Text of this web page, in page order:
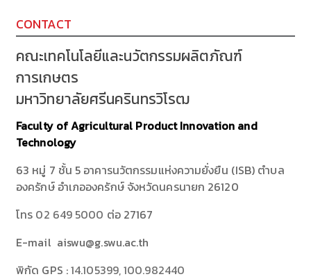
CONTACT
คณะเทคโนโลยีและนวัตกรรมผลิตภัณฑ์
การเกษตร
มหาวิทยาลัยศรีนครินทรวิโรฒ
Faculty of Agricultural Product Innovation and
Technology
63 หมู่ 7 ชั้น 5 อาคารนวัตกรรมแห่งความยั่งยืน (ISB) ตำบล
องครักษ์ อำเภอองครักษ์ จังหวัดนครนายก 26120
โทร 02 649 5000 ต่อ 27167
E-mail aiswu@g.swu.ac.th
พิกัด GPS :14.105399, 100.982440